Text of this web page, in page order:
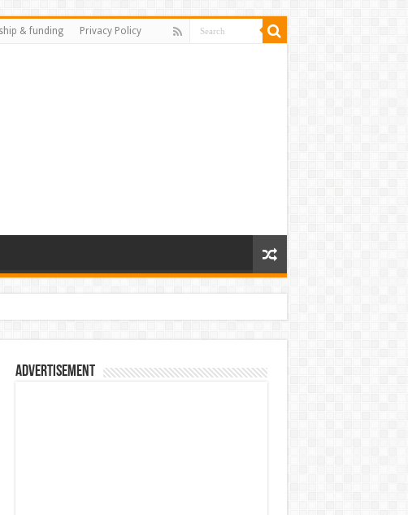
& funding Privacy Policy
Advertisement